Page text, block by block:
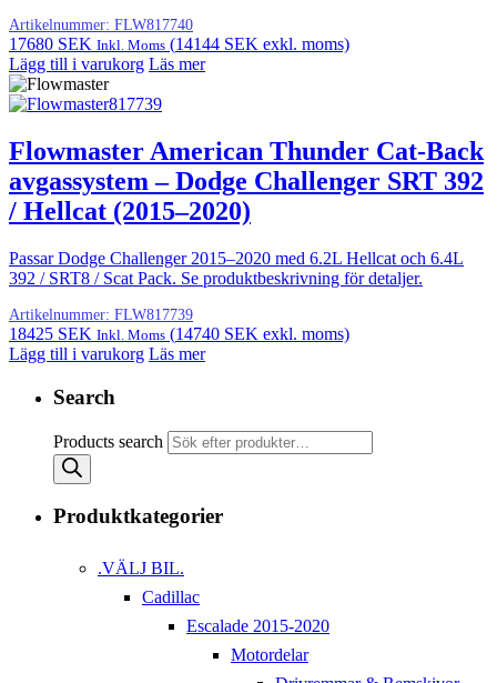
Artikelnummer: FLW817740
17680 SEK Inkl. Moms (14144 SEK exkl. moms)
Lägg till i varukorg Läs mer
Flowmaster American Thunder Cat-Back
avgassystem – Dodge Challenger SRT 392
/ Hellcat (2015–2020)
Passar Dodge Challenger 2015–2020 med 6.2L Hellcat och 6.4L
392 / SRT8 / Scat Pack. Se produktbeskrivning för detaljer.
Artikelnummer: FLW817739
18425 SEK Inkl. Moms (14740 SEK exkl. moms)
Lägg till i varukorg Läs mer
Search
Products search
Produktkategorier
.VÄLJ BIL.
Cadillac
Escalade 2015-2020
Motordelar